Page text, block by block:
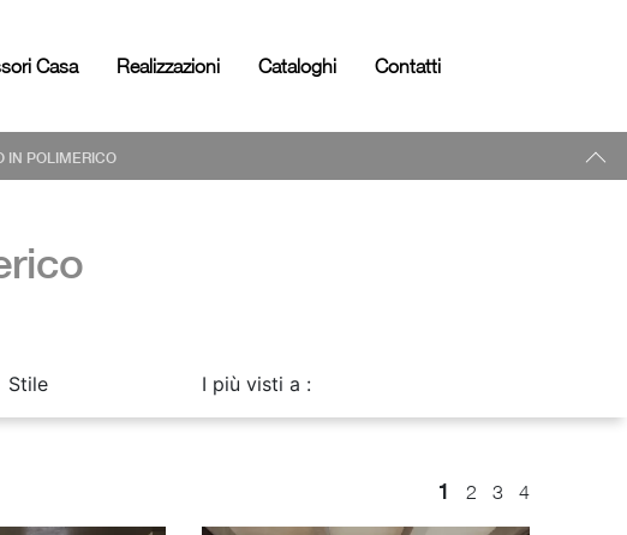
Casa Realizzazioni Cataloghi Contatti
IN POLIMERICO
Stile I più visti a :
1 2 3 4